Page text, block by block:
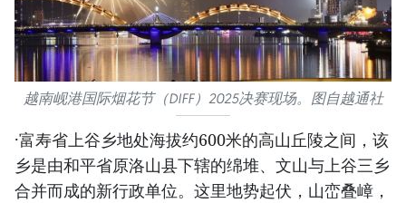
越南岘港国际烟花节（DIFF）2025决赛现场。图自越通社
·富寿省上谷乡地处海拔约600米的高山丘陵之间，该
乡是由和平省原洛山县下辖的绵堆、文山与上谷三乡
合并而成的新行政单位。这里地势起伏，山峦叠嶂，